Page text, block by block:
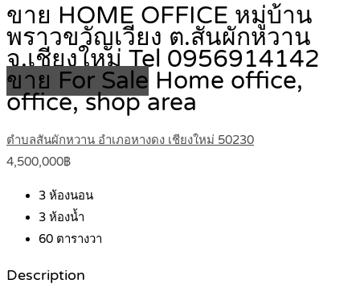
ขาย HOME OFFICE หมู่บ้าน
พราวขวัญเวียง ต.สันผักหวาน
จ.เชียงใหม่ Tel 0956914142
ขาย For Sale Home office,
office, shop area
ตำบลสันผักหวาน อำเภอหางดง เชียงใหม่ 50230
4,500,000฿
3 ห้องนอน
3 ห้องน้ำ
60 ตารางวา
Description